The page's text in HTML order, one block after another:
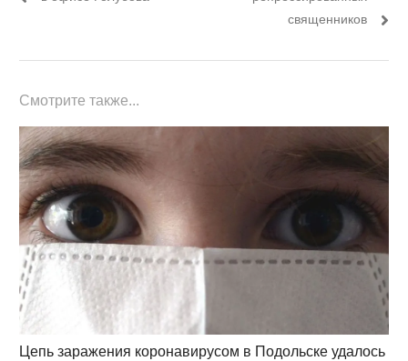
священников
Смотрите также...
Цепь заражения коронавирусом в Подольске удалось